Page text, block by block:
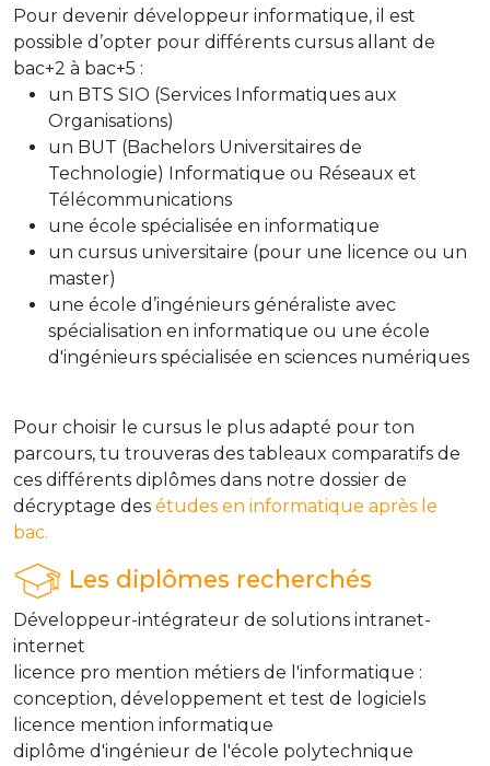
Pour devenir développeur informatique, il est
possible d’opter pour différents cursus allant de
bac+2 à bac+5 :
un BTS SIO (Services Informatiques aux
Organisations)
un BUT (Bachelors Universitaires de
Technologie) Informatique ou Réseaux et
Télécommunications
une école spécialisée en informatique
un cursus universitaire (pour une licence ou un
master)
une école d’ingénieurs généraliste avec
spécialisation en informatique ou une école
d'ingénieurs spécialisée en sciences numériques
Pour choisir le cursus le plus adapté pour ton
parcours, tu trouveras des tableaux comparatifs de
ces différents diplômes dans notre dossier de
décryptage des études en informatique après le
bac.
Les diplômes recherchés
Développeur-intégrateur de solutions intranet-
internet
licence pro mention métiers de l'informatique :
conception, développement et test de logiciels
licence mention informatique
diplôme d'ingénieur de l'école polytechnique